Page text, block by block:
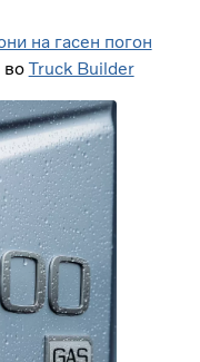
на гасен погон
воTruck Builder